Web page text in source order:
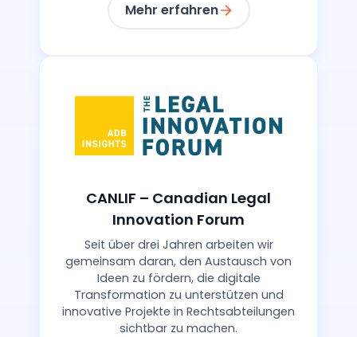
Mehr erfahren
CANLIF – Canadian Legal
Innovation Forum
Seit über drei Jahren arbeiten wir
gemeinsam daran, den Austausch von
Ideen zu fördern, die digitale
Transformation zu unterstützen und
innovative Projekte in Rechtsabteilungen
sichtbar zu machen.